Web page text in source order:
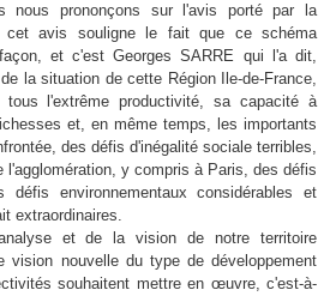
nous prononçons sur l'avis porté par la
cet avis souligne le fait que ce schéma
et c'est Georges SARRE qui l'a dit,
la situation de cette Région Ile-de-France,
tous l'extrême productivité, sa capacité à
et, en même temps, les importants
des défis d'inégalité sociale terribles,
y compris à Paris, des défis
défis environnementaux considérables et
extraordinaires.
et de la vision de notre territoire
vision nouvelle du type de développement
souhaitent mettre en œuvre, c'est-à-